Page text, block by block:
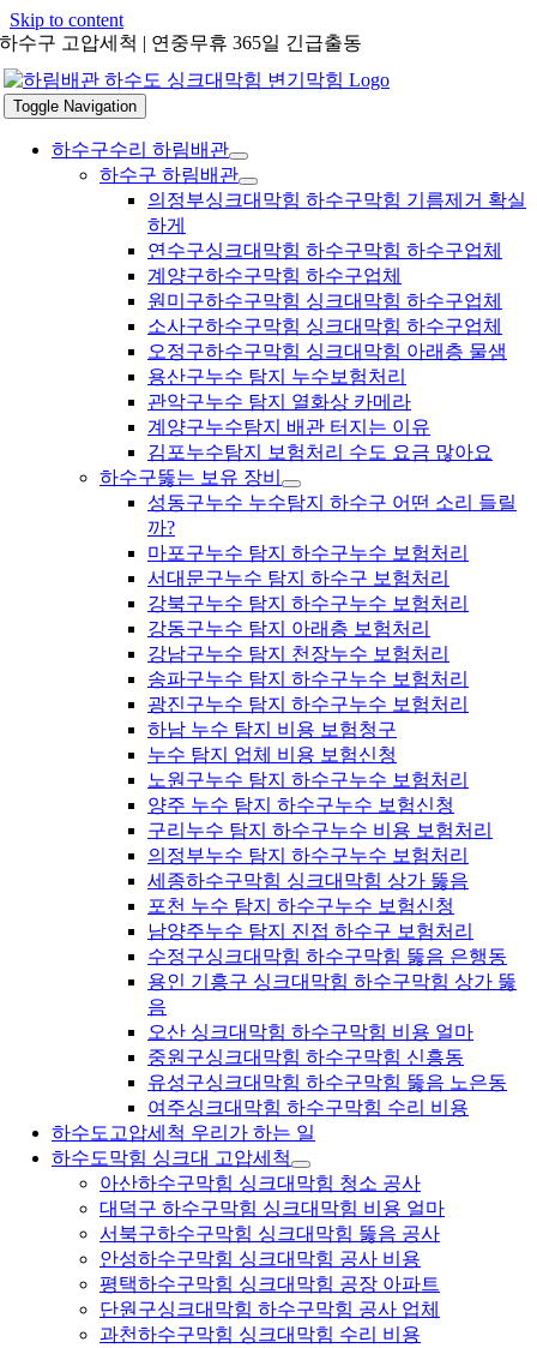
Skip to content
하수구 고압세척 | 연중무휴 365일 긴급출동
Toggle Navigation
하수구수리 하림배관
하수구 하림배관
의정부싱크대막힘 하수구막힘 기름제거 확실
하게
연수구싱크대막힘 하수구막힘 하수구업체
계양구하수구막힘 하수구업체
원미구하수구막힘 싱크대막힘 하수구업체
소사구하수구막힘 싱크대막힘 하수구업체
오정구하수구막힘 싱크대막힘 아래층 물샘
용산구누수 탐지 누수보험처리
관악구누수 탐지 열화상 카메라
계양구누수탐지 배관 터지는 이유
김포누수탐지 보험처리 수도 요금 많아요
하수구뚫는 보유 장비
성동구누수 누수탐지 하수구 어떤 소리 들릴
까?
마포구누수 탐지 하수구누수 보험처리
서대문구누수 탐지 하수구 보험처리
강북구누수 탐지 하수구누수 보험처리
강동구누수 탐지 아래층 보험처리
강남구누수 탐지 천장누수 보험처리
송파구누수 탐지 하수구누수 보험처리
광진구누수 탐지 하수구누수 보험처리
하남 누수 탐지 비용 보험청구
누수 탐지 업체 비용 보험신청
노원구누수 탐지 하수구누수 보험처리
양주 누수 탐지 하수구누수 보험신청
구리누수 탐지 하수구누수 비용 보험처리
의정부누수 탐지 하수구누수 보험처리
세종하수구막힘 싱크대막힘 상가 뚫음
포천 누수 탐지 하수구누수 보험신청
남양주누수 탐지 진접 하수구 보험처리
수정구싱크대막힘 하수구막힘 뚫음 은행동
용인 기흥구 싱크대막힘 하수구막힘 상가 뚫
음
오산 싱크대막힘 하수구막힘 비용 얼마
중원구싱크대막힘 하수구막힘 신흥동
유성구싱크대막힘 하수구막힘 뚫음 노은동
여주싱크대막힘 하수구막힘 수리 비용
하수도고압세척 우리가 하는 일
하수도막힘 싱크대 고압세척
아산하수구막힘 싱크대막힘 청소 공사
대덕구 하수구막힘 싱크대막힘 비용 얼마
서북구하수구막힘 싱크대막힘 뚫음 공사
안성하수구막힘 싱크대막힘 공사 비용
평택하수구막힘 싱크대막힘 공장 아파트
단원구싱크대막힘 하수구막힘 공사 업체
과천하수구막힘 싱크대막힘 수리 비용